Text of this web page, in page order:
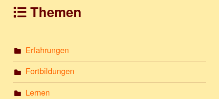
Themen
Erfahrungen
Fortbildungen
Lernen